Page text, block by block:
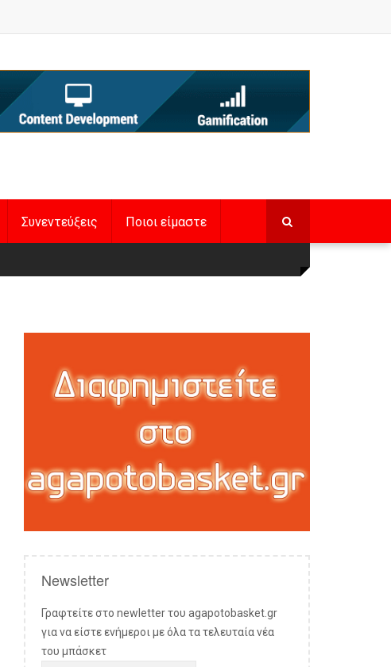
Συνεντεύξεις Ποιοι είμαστε
Newsletter
Γραφτείτε στο newletter του agapotobasket.gr
για να είστε ενήμεροι με όλα τα τελευταία νέα
του μπάσκετ